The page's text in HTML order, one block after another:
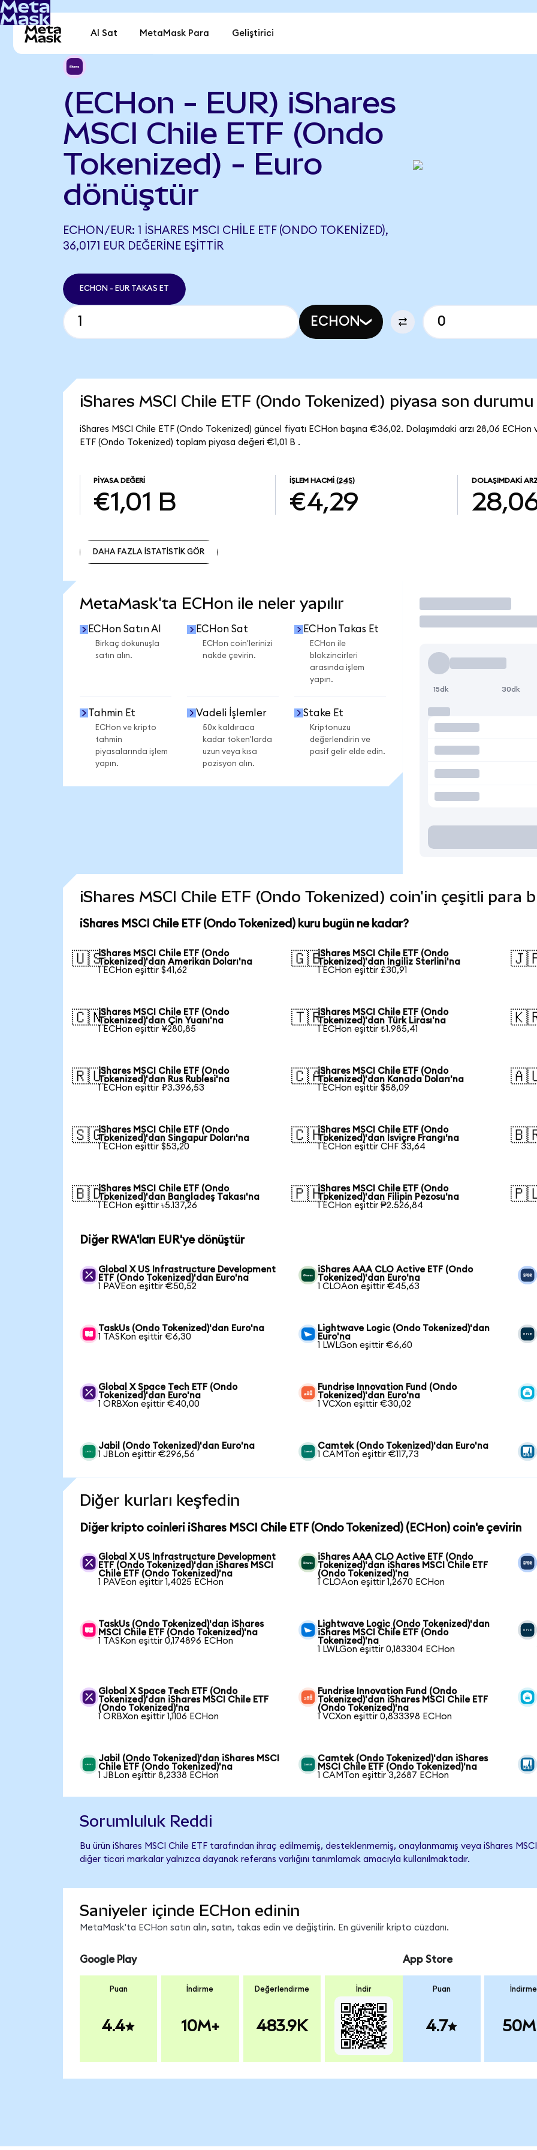
Al Sat MetaMask Para Geliştirici
(ECHon - EUR) iShares
MSCI Chile ETF (Ondo
Tokenized) - Euro
dönüştür
ECHON/EUR: 1 ISHARES MSCI CHILE ETF (ONDO TOKENIZED),
36,0171 EUR DEĞERINE EŞITTIR
ECHON - EUR TAKAS ET
ECHON
iShares MSCI Chile ETF (Ondo Tokenized) piyasa son durumu
iShares MSCI Chile ETF (Ondo Tokenized) güncel fiyatı ECHon başına €36,02. Dolaşımdaki arzı 28,06 ECHon
ETF (Ondo Tokenized) toplam piyasa değeri €1,01 B .
PIYASA DEĞERI
€1,01 B
İŞLEM HACMI (24S)
€4,29
DOLAŞIMDAKI
DAHA FAZLA İSTATİSTİK GÖR
MetaMask'ta ECHon ile neler yapılır
ECHon Satın Al
Birkaç dokunuşla
satın alın.
ECHon Sat
ECHon coin'lerinizi
nakde çevirin.
ECHon Takas Et
ECHon ile
blokzincirleri
arasında işlem
yapın.
Tahmin Et
ECHon ve kripto
tahmin
piyasalarında işlem
yapın.
Vadeli İşlemler
50x kaldıraca
kadar token'larda
uzun veya kısa
pozisyon alın.
Stake Et
Kriptonuzu
değerlendirin ve
pasif gelir elde edin.
İşlem Yap
15dk 30dk
iShares MSCI Chile ETF (Ondo Tokenized) coin'in çeşitli para
iShares MSCI Chile ETF (Ondo Tokenized) kuru bugün ne kadar?
🇺🇸iShares MSCI Chile ETF (Ondo
Tokenized)'dan Amerikan Doları'na
1 ECHon eşittir $41,62
🇬🇧iShares MSCI Chile ETF (Ondo
Tokenized)'dan İngiliz Sterlini'na
1 ECHon eşittir £30,91
🇨🇳iShares MSCI Chile ETF (Ondo
Tokenized)'dan Çin Yuanı'na
1 ECHon eşittir ¥280,85
🇹🇷iShares MSCI Chile ETF (Ondo
Tokenized)'dan Türk Lirası'na
1 ECHon eşittir ₺1.985,41
🇷🇺iShares MSCI Chile ETF (Ondo
Tokenized)'dan Rus Rublesi'na
1 ECHon eşittir ₽3.396,53
🇨🇦iShares MSCI Chile ETF (Ondo
Tokenized)'dan Kanada Doları'na
1 ECHon eşittir $58,09
🇸🇬iShares MSCI Chile ETF (Ondo
Tokenized)'dan Singapur Doları'na
1 ECHon eşittir $53,20
🇨🇭iShares MSCI Chile ETF (Ondo
Tokenized)'dan İsviçre Frangı'na
1 ECHon eşittir CHF 33,64
🇧🇩iShares MSCI Chile ETF (Ondo
Tokenized)'dan Bangladeş Takası'na
1 ECHon eşittir ৳5.137,26
🇵🇭iShares MSCI Chile ETF (Ondo
Tokenized)'dan Filipin Pezosu'na
1 ECHon eşittir ₱2.526,84
Diğer RWA'ları EUR'ye dönüştür
Global X US Infrastructure Development
ETF (Ondo Tokenized)'dan Euro'na
1 PAVEon eşittir €50,52
iShares AAA CLO Active ETF (Ondo
Tokenized)'dan Euro'na
1 CLOAon eşittir €45,63
TaskUs (Ondo Tokenized)'dan Euro'na
1 TASKon eşittir €6,30
Lightwave Logic (Ondo Tokenized)'dan
Euro'na
1 LWLGon eşittir €6,60
Global X Space Tech ETF (Ondo
Tokenized)'dan Euro'na
1 ORBXon eşittir €40,00
Fundrise Innovation Fund (Ondo
Tokenized)'dan Euro'na
1 VCXon eşittir €30,02
Jabil (Ondo Tokenized)'dan Euro'na
1 JBLon eşittir €296,56
Camtek (Ondo Tokenized)'dan Euro'na
1 CAMTon eşittir €117,73
Diğer kurları keşfedin
Diğer kripto coinleri iShares MSCI Chile ETF (Ondo Tokenized) (ECHon) coin'e çevirin
Global X US Infrastructure Development
ETF (Ondo Tokenized)'dan iShares MSCI
Chile ETF (Ondo Tokenized)'na
1 PAVEon eşittir 1,4025 ECHon
iShares AAA CLO Active ETF (Ondo
Tokenized)'dan iShares MSCI Chile ETF
(Ondo Tokenized)'na
1 CLOAon eşittir 1,2670 ECHon
TaskUs (Ondo Tokenized)'dan iShares
MSCI Chile ETF (Ondo Tokenized)'na
1 TASKon eşittir 0,174896 ECHon
Lightwave Logic (Ondo Tokenized)'dan
iShares MSCI Chile ETF (Ondo
Tokenized)'na
1 LWLGon eşittir 0,183304 ECHon
Global X Space Tech ETF (Ondo
Tokenized)'dan iShares MSCI Chile ETF
(Ondo Tokenized)'na
1 ORBXon eşittir 1,1106 ECHon
Fundrise Innovation Fund (Ondo
Tokenized)'dan iShares MSCI Chile ETF
(Ondo Tokenized)'na
1 VCXon eşittir 0,833398 ECHon
Jabil (Ondo Tokenized)'dan iShares MSCI
Chile ETF (Ondo Tokenized)'na
1 JBLon eşittir 8,2338 ECHon
Camtek (Ondo Tokenized)'dan iShares
MSCI Chile ETF (Ondo Tokenized)'na
1 CAMTon eşittir 3,2687 ECHon
Sorumluluk Reddi
Bu ürün iShares MSCI Chile ETF tarafından ihraç edilmemiş, desteklenmemiş, onaylanmamış veya iShares
diğer ticari markalar yalnızca dayanak referans varlığını tanımlamak amacıyla kullanılmaktadır.
Saniyeler içinde ECHon edinin
MetaMask'ta ECHon satın alın, satın, takas edin ve değiştirin. En güvenilir kripto cüzdanı.
Google Play
Puan
4.4
İndirme
10M+
Değerlendirme
483.9K
İndir
App Store
Puan
4.7
İndirme